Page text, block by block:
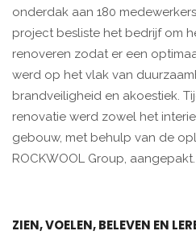
onderdak aan 180
project besliste het bedrijf om
renoveren zodat er een
werd op het vlak van
brandveiligheid en akoestiek.
renovatie werd zowel het
gebouw, met behulp van de
ROCKWOOL Group, aangepakt.
ZIEN, VOELEN, BELEVEN EN